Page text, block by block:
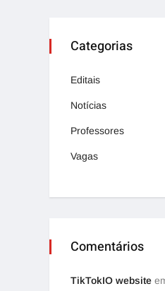
Categorias
Editais
Notícias
Professores
Vagas
Comentários
TikTokIO website